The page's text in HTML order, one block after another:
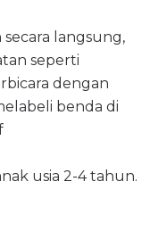
langsung,
seperti
dengan
benda di
usia 2-4 tahun.